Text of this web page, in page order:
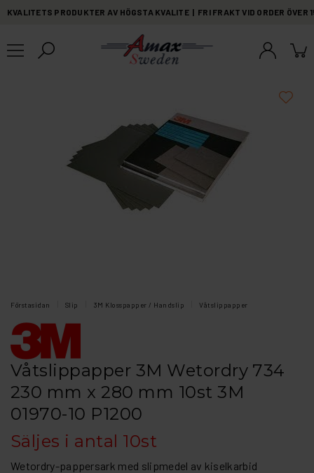
KVALITETS PRODUKTER AV HÖGSTA KVALITE | FRI FRAKT VID ORDER
Förstasidan Slip 3M Klosspapper / Handslip Våtslippapper
Våtslippapper 3M Wetordry 734
230 mm x 280 mm 10st 3M
01970-10 P1200
Säljes i antal 10st
Wetordry-pappersark med slipmedel av kiselkarbid